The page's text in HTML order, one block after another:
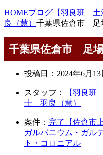
HOMEブログ 【羽良班
良（慧） 千葉県佐倉市 足
千葉県佐倉市 足
投稿日： 2024年6月13
スタッフ：
【羽良
士 羽良（慧）
案件： 完了【佐倉市
ガルバニウム・ガル
ト・コロニアル